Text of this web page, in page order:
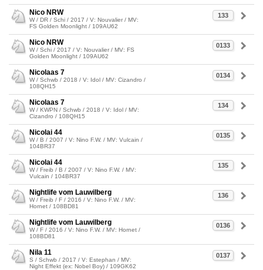
133
Nico NRW
W / DR / Schi / 2017 / V: Nouvalier / MV:
FS Golden Moonlight / 109AU62
0133
Nico NRW
W / Schi / 2017 / V: Nouvalier / MV: FS
Golden Moonlight / 109AU62
0134
Nicolaas 7
W / Schwb / 2018 / V: Idol / MV: Cizandro /
108QH15
134
Nicolaas 7
W / KWPN / Schwb / 2018 / V: Idol / MV:
Cizandro / 108QH15
0135
Nicolai 44
W / B / 2007 / V: Nino F.W. / MV: Vulcain /
104BR37
135
Nicolai 44
W / Freib / B / 2007 / V: Nino F.W. / MV:
Vulcain / 104BR37
136
Nightlife vom Lauwilberg
W / Freib / F / 2016 / V: Nino F.W. / MV:
Hornet / 108BD81
0136
Nightlife vom Lauwilberg
W / F / 2016 / V: Nino F.W. / MV: Hornet /
108BD81
0137
Nila 11
S / Schwb / 2017 / V: Estephan / MV:
Night Effekt (ex: Nobel Boy) / 109GK62